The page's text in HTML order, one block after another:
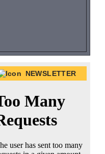
NEWSLETTER